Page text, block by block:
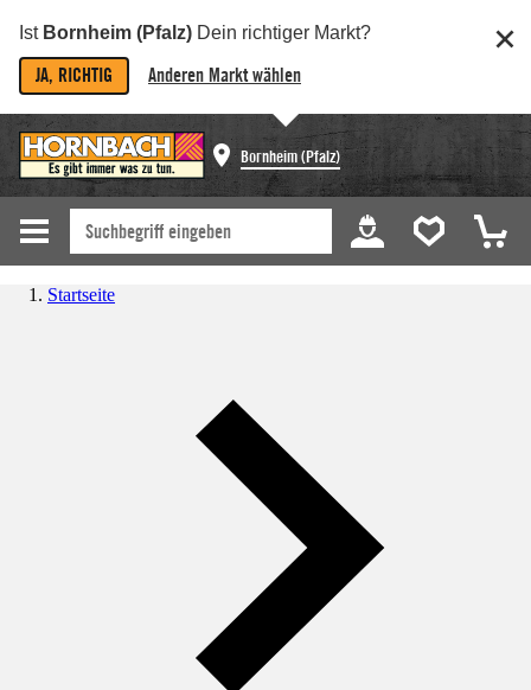
Ist Bornheim (Pfalz) Dein richtiger Markt?
JA, RICHTIG Anderen Markt wählen
Bornheim (Pfalz)
Startseite